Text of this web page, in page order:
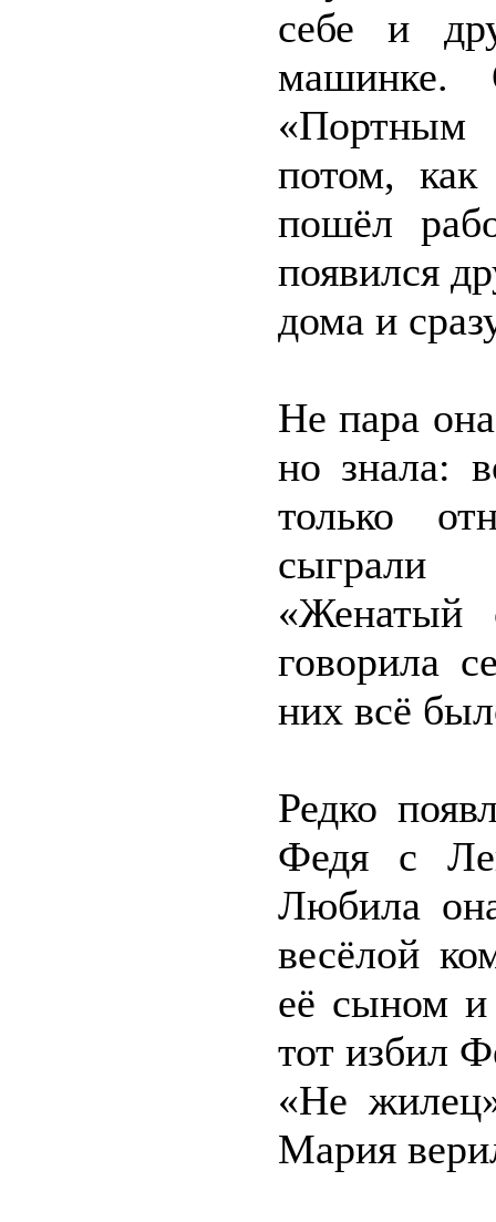
себе и
машинке.
«Портным
потом,
пошёл
появился
дома и
Не пара
но знала:
только
сыграли
«Женатый
говорила
них всё
Редко
Федя с
Любила
весёлой
её сыном
тот избил
«Не
Мария